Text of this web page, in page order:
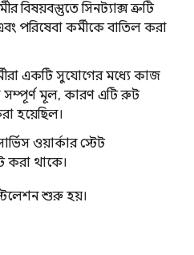
বিষয়বস্তুতে সিনট্যাক্স ত্রুটি
পরিষেবা কর্মীকে বাতিল করা
একটি সুযোগের মধ্যে কাজ
সম্পূর্ণ মূল, কারণ এটি রুট
হয়েছিল।
ওয়ার্কার স্টেট
করা থাকে।
শুরু হয়।